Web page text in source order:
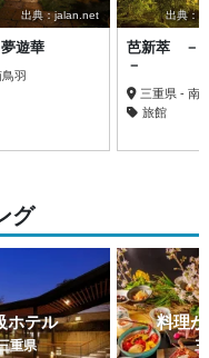
出典：jalan.net
遊華
羽
出典：
芭新萃 －
－
三重県 - 南
旅館
グ
ホテル
重県
料理